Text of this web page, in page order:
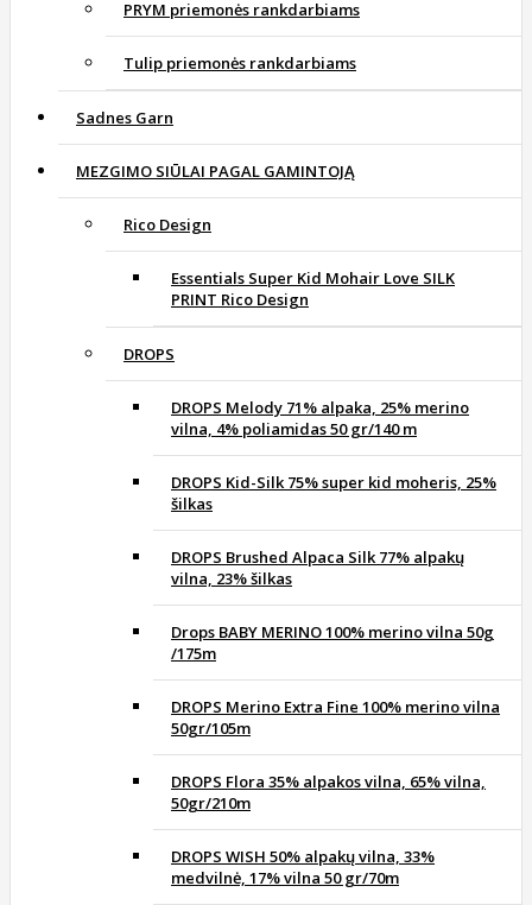
PRYM priemonės rankdarbiams
Tulip priemonės rankdarbiams
Sadnes Garn
MEZGIMO SIŪLAI PAGAL GAMINTOJĄ
Rico Design
Essentials Super Kid Mohair Love SILK
PRINT Rico Design
DROPS
DROPS Melody 71% alpaka, 25% merino
vilna, 4% poliamidas 50 gr/140 m
DROPS Kid-Silk 75% super kid moheris, 25%
šilkas
DROPS Brushed Alpaca Silk 77% alpakų
vilna, 23% šilkas
Drops BABY MERINO 100% merino vilna 50g
/175m
DROPS Merino Extra Fine 100% merino vilna
50gr/105m
DROPS Flora 35% alpakos vilna, 65% vilna,
50gr/210m
DROPS WISH 50% alpakų vilna, 33%
medvilnė, 17% vilna 50 gr/70m